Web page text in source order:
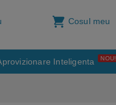
Cosul meu
Inteligenta NOU!